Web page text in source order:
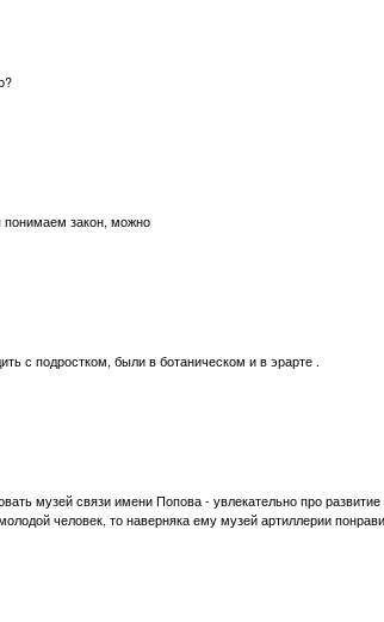
закон, можно
с подростком, были в ботаническом и в эрарте .
музей связи имени Попова - увлекательно про
человек, то наверняка ему музей артиллерии